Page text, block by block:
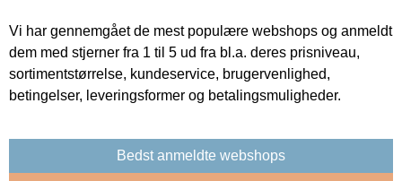
Vi har gennemgået de mest populære webshops og anmeldt
dem med stjerner fra 1 til 5 ud fra bl.a. deres prisniveau,
sortimentstørrelse, kundeservice, brugervenlighed,
betingelser, leveringsformer og betalingsmuligheder.
Bedst anmeldte webshops